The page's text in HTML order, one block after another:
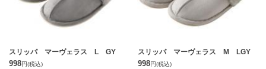
スリッパ マーヴェラス L GY
998円(税込)
スリッパ マーヴェラス M LGY
998円(税込)